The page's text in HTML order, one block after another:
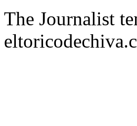
The Journalist